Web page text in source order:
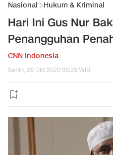
Nasional Hukum & Kriminal
Hari Ini Gus Nur
Penangguhan
CNN Indonesia
Senin, 26 Okt 2020 08:28 WIB